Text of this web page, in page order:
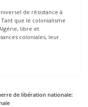
de résistance à
que le colonialisme
libre et
coloniales, leur
de libération nationale: